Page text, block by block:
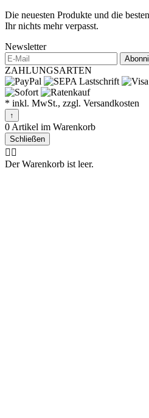
Die neuesten Produkte und die
Ihr nichts mehr verpasst.
Newsletter
ZAHLUNGSARTEN
* inkl. MwSt., zzgl. Versandkosten
↑
0 Artikel im Warenkorb
Schließen
🤷‍♂️
Der Warenkorb ist leer.